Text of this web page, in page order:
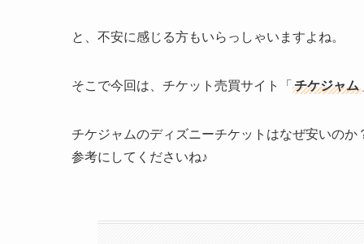
と、不安に感じる方もいらっしゃいますよね。
そこで今回は、チケット売買サイト「 チケジャム
チケジャムのディズニーチケットはなぜ安いの
参考にしてくださいね♪